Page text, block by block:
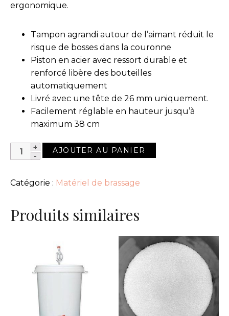
ergonomique.
Tampon agrandi autour de l’aimant réduit le
risque de bosses dans la couronne
Piston en acier avec ressort durable et
renforcé libère des bouteilles
automatiquement
Livré avec une tête de 26 mm uniquement.
Facilement réglable en hauteur jusqu’à
maximum 38 cm
QUANTITÉ
DE
BREWFERM
26MM
AJOUTER AU PANIER
Catégorie : Matériel de brassage
Produits similaires